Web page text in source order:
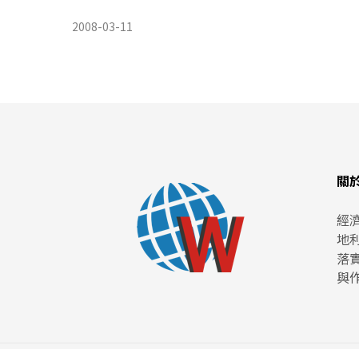
2008-03-11
關
經
地
落
與